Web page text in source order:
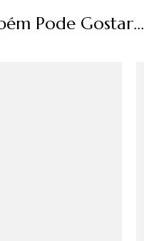
Pode Gostar...